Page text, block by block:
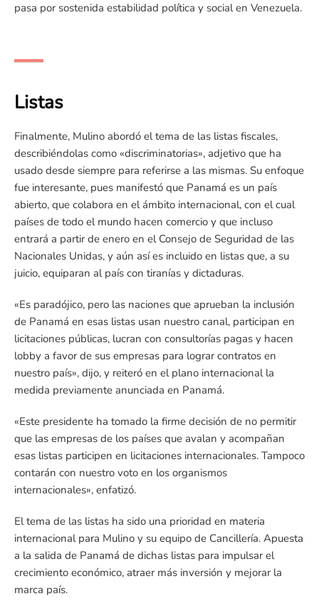
pasa por sostenida estabilidad política y social en Venezuela.
Listas
Finalmente, Mulino abordó el tema de las listas fiscales,
describiéndolas como «discriminatorias», adjetivo que ha
usado desde siempre para referirse a las mismas. Su enfoque
fue interesante, pues manifestó que Panamá es un país
abierto, que colabora en el ámbito internacional, con el cual
países de todo el mundo hacen comercio y que incluso
entrará a partir de enero en el Consejo de Seguridad de las
Nacionales Unidas, y aún así es incluido en listas que, a su
juicio, equiparan al país con tiranías y dictaduras.
«Es paradójico, pero las naciones que aprueban la inclusión
de Panamá en esas listas usan nuestro canal, participan en
licitaciones públicas, lucran con consultorías pagas y hacen
lobby a favor de sus empresas para lograr contratos en
nuestro país», dijo, y reiteró en el plano internacional la
medida previamente anunciada en Panamá.
«Este presidente ha tomado la firme decisión de no permitir
que las empresas de los países que avalan y acompañan
esas listas participen en licitaciones internacionales. Tampoco
contarán con nuestro voto en los organismos
internacionales», enfatizó.
El tema de las listas ha sido una prioridad en materia
internacional para Mulino y su equipo de Cancillería. Apuesta
a la salida de Panamá de dichas listas para impulsar el
crecimiento económico, atraer más inversión y mejorar la
marca país.